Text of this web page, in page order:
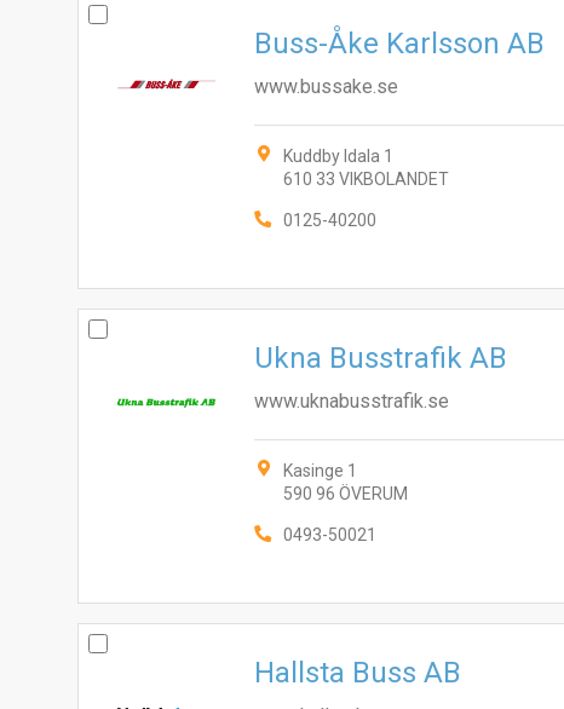
Buss-Åke Karlsson AB
www.bussake.se
Kuddby Idala 1
610 33 VIKBOLANDET
0125-40200
Ukna Busstrafik AB
www.uknabusstrafik.se
Kasinge 1
590 96 ÖVERUM
0493-50021
Hallsta Buss AB